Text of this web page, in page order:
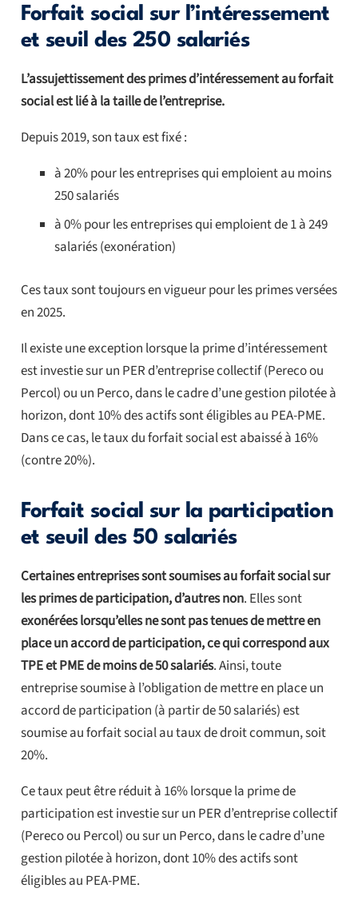
Forfait social sur l’intéressement
et seuil des 250 salariés
L’assujettissement des primes d’intéressement au forfait
social est lié à la taille de l’entreprise.
Depuis 2019, son taux est fixé :
à 20% pour les entreprises qui emploient au moins
250 salariés
à 0% pour les entreprises qui emploient de 1 à 249
salariés (exonération)
Ces taux sont toujours en vigueur pour les primes versées
en 2025.
Il existe une exception lorsque la prime d’intéressement
est investie sur un PER d’entreprise collectif (Pereco ou
Percol) ou un Perco, dans le cadre d’une gestion pilotée à
horizon, dont 10% des actifs sont éligibles au PEA-PME.
Dans ce cas, le taux du forfait social est abaissé à 16%
(contre 20%).
Forfait social sur la participation
et seuil des 50 salariés
Certaines entreprises sont soumises au forfait social sur
les primes de participation, d’autres non. Elles sont
exonérées lorsqu’elles ne sont pas tenues de mettre en
place un accord de participation, ce qui correspond aux
TPE et PME de moins de 50 salariés. Ainsi, toute
entreprise soumise à l’obligation de mettre en place un
accord de participation (à partir de 50 salariés) est
soumise au forfait social au taux de droit commun, soit
20%.
Ce taux peut être réduit à 16% lorsque la prime de
participation est investie sur un PER d’entreprise collectif
(Pereco ou Percol) ou sur un Perco, dans le cadre d’une
gestion pilotée à horizon, dont 10% des actifs sont
éligibles au PEA-PME.